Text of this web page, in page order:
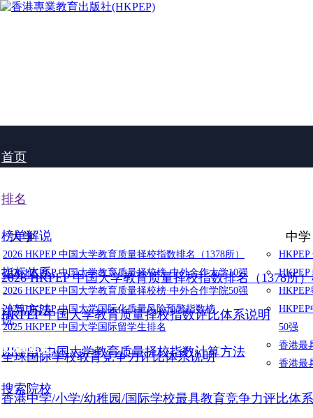
首页
排名
大学
2026 HKPEP 中国大学教育质量择校指数排名（1378所）
2026 HKPEP 中国大学教育质量择校榜·中外合作大学10强
2026 HKPEP 中国大学教育质量择校榜·中外合作学院50强
2025 HKPEP 中国大学国际化质量风险预警指数榜
2025 HKPEP 中国大学国际留学生排名
中学
50强
香港最
香港最
榜单解说
2026 HKPEP 中国大学教育质量择校指数排名（1378所
说
指标体系
HKPEP 中国大学教育质量择校指数评比体系说明
全球国际学校教育竞争力评比体系说明
香港中学/小学/幼稚园/国际学校最具教育竞争力评比体
计算方法
HKPEP 中国大学教育质量择校指数计算方法
数据提交
搜索院校